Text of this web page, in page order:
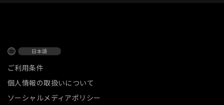
日本語
ご利用条件
個人情報の取扱いについて
ソーシャルメディアポリシー